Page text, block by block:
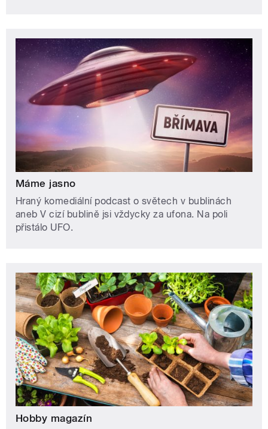
Máme jasno
Hraný komediální podcast o světech v bublinách
aneb V cizí bublině jsi vždycky za ufona. Na poli
přistálo UFO.
Hobby magazín